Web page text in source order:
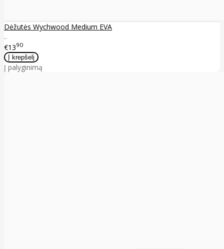
Dėžutės Wychwood Medium EVA
..
€1390
Į palyginimą